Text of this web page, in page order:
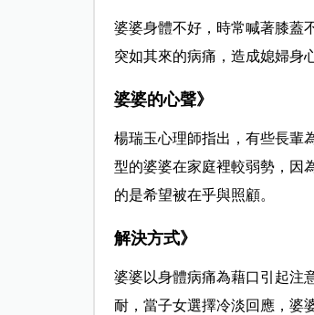
婆婆身體不好，時常喊著膝蓋
突如其來的病痛，造成媳婦
婆婆的心聲》
楊瑞玉心理師指出，有些長輩
型的婆婆在家庭裡較弱勢，因
的是希望被在乎與照顧。
解決方式》
婆婆以身體病痛為藉口引起注
耐，當子女選擇冷淡回應，婆